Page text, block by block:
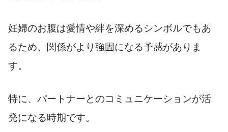
妊婦のお腹は愛情や絆を深めるシンボルでもあ
るため、関係がより強固になる予感がありま
す。
特に、パートナーとのコミュニケーションが活
発になる時期です。